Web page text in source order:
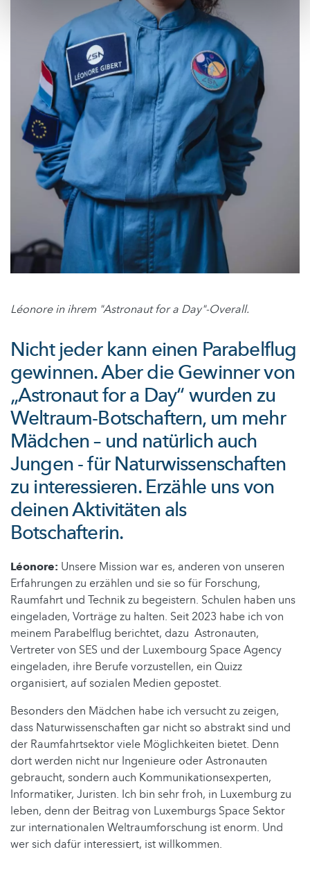
Léonore in ihrem "Astronaut for a Day"-Overall.
Nicht jeder kann einen Parabelflug
gewinnen. Aber die Gewinner von
„Astronaut for a Day“ wurden zu
Weltraum-Botschaftern, um mehr
Mädchen – und natürlich auch
Jungen - für Naturwissenschaften
zu interessieren. Erzähle uns von
deinen Aktivitäten als
Botschafterin.
Léonore: Unsere Mission war es, anderen von unseren
Erfahrungen zu erzählen und sie so für Forschung,
Raumfahrt und Technik zu begeistern. Schulen haben uns
eingeladen, Vorträge zu halten. Seit 2023 habe ich von
meinem Parabelflug berichtet, dazu Astronauten,
Vertreter von SES und der Luxembourg Space Agency
eingeladen, ihre Berufe vorzustellen, ein Quizz
organisiert, auf sozialen Medien gepostet.
Besonders den Mädchen habe ich versucht zu zeigen,
dass Naturwissenschaften gar nicht so abstrakt sind und
der Raumfahrtsektor viele Möglichkeiten bietet. Denn
dort werden nicht nur Ingenieure oder Astronauten
gebraucht, sondern auch Kommunikationsexperten,
Informatiker, Juristen. Ich bin sehr froh, in Luxemburg zu
leben, denn der Beitrag von Luxemburgs Space Sektor
zur internationalen Weltraumforschung ist enorm. Und
wer sich dafür interessiert, ist willkommen.